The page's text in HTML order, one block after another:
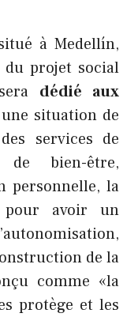
à Medellín,
du projet social
dédié aux
situation de
services de
de bien-être,
personnelle, la
pour avoir un
de la
comme «la
protège et les